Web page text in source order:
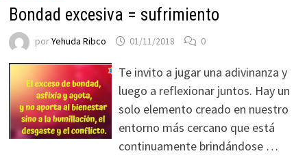
Bondad excesiva = sufrimiento
porYehuda Ribco 01/11/2018 0
Te invito a jugar una adivinanza y
luego a reflexionar juntos. Hay un
solo elemento creado en nuestro
entorno más cercano que está
continuamente brindándose …